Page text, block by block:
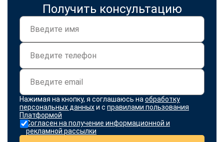
Получить консультацию
Нажимая на кнопку, я соглашаюсь на обработку
персональных данныхи с правилами пользования
Платформой
Согласен на получение информационной и
рекламной рассылки
Max